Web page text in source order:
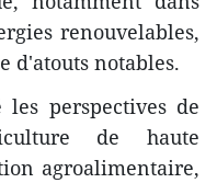
renouvelables,
d'atouts notables.
perspectives de
de haute
agroalimentaire,